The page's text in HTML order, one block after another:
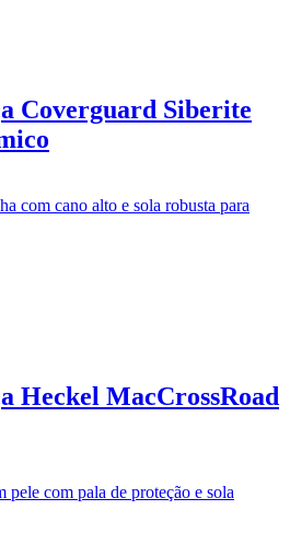
Coverguard Siberite
Heckel MacCrossRoad